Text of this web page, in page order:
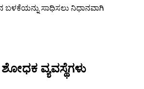
ಸಾಧಿಸಲು ನಿಧಾನವಾಗಿ
ವ್ಯವಸ್ಥೆಗಳು